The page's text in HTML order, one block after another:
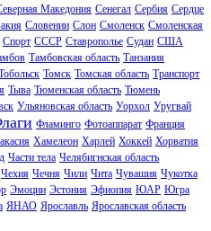
Македония Сенегал Сербия Сердце
Словении Слон Смоленск Смоленская
Спорт СССР Ставрополье Судан США
Тамбовская область Танзания
Томск Томская область Транспорт
Тыва Тюменская область Тюмень
Ульяновская область Уорхол Уругвай
Фламинго Фотоаппарат Франция
Хамелеон Харлей Хоккей Хорватия
Части тела Челябигнская область
Чехия Чечня Чили Чита Чувашия Чукотка
Эмоции Эстония Эфиопия ЮАР Югра
ЯНАО Ярославль Ярославская область